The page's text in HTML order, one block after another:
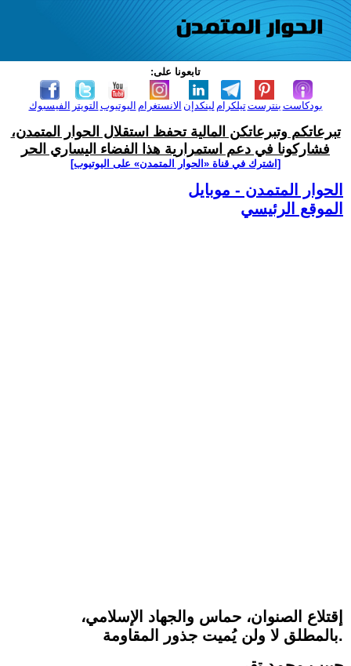
تابعونا على:
الفيسبوك التويتر اليوتيوب الانستغرام لينكدإن تيلكرامبنترست بودكاست
تبرعاتكم وتبرعاتكن المالية تحفظ استقلال الحوار المتمدن،
فشاركونا في دعم استمرارية هذا الفضاء اليساري الحر
[اشترك في قناة ‫«الحوار المتمدن» على اليوتيوب]
الحوار المتمدن - موبايل
الموقع الرئيسي
إقتلاع الصنوان، حماس والجهاد الإسلامي،
بالمطلق لا ولن يُميت جذور المقاومة.